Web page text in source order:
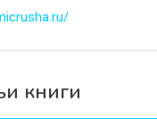
книги